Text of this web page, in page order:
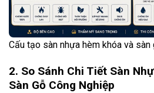
Cấu tạo sàn nhựa hèm khóa và
2. So Sánh Chi Tiết Sàn
Sàn Gỗ Công Nghiệp